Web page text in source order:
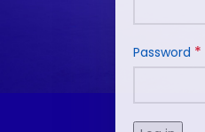
Password *